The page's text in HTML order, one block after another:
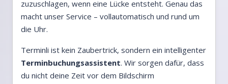
zuzuschlagen, wenn eine Lücke entsteht. Genau das
macht unser Service – vollautomatisch und rund um
die Uhr.
Terminli ist kein Zaubertrick, sondern ein intelligenter
Terminbuchungsassistent. Wir sorgen dafür, dass
du nicht deine Zeit vor dem Bildschirm